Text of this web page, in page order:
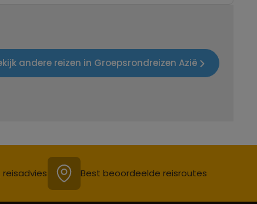
andere reizen in Groepsrondreizen Azië
reisadvies Best beoordeelde reisroutes